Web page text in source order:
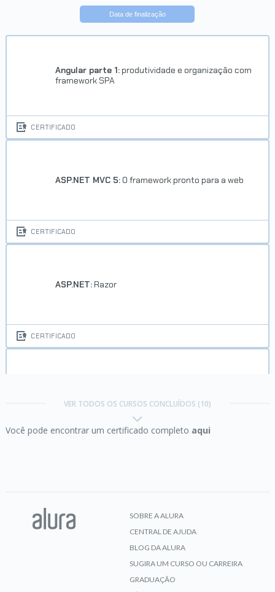
Data de finalização
Angular parte 1: produtividade e organização com
framework SPA
CERTIFICADO
ASP.NET MVC 5: O framework pronto para a web
CERTIFICADO
ASP.NET: Razor
CERTIFICADO
VER TODOS OS CURSOS CONCLUÍDOS (10)
Você pode encontrar um certificado completo aqui
SOBRE A ALURA
CENTRAL DE AJUDA
BLOG DA ALURA
SUGIRA UM CURSO OU CARREIRA
GRADUAÇÃO